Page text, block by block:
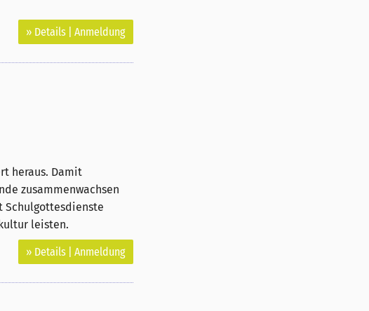
» Details | Anmeldung
heraus. Damit
zusammenwachsen
Schulgottesdienste
leisten.
» Details | Anmeldung